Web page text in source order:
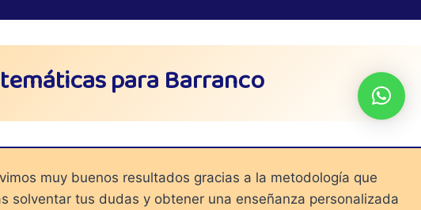
para Barranco
muy buenos resultados gracias a la metodología que
solventar tus dudas y obtener una enseñanza personalizada